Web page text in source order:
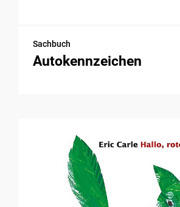
Sachbuch
Autokennzeichen